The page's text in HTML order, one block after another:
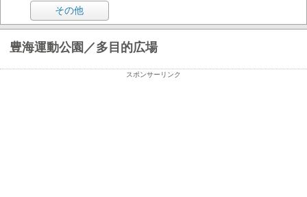
その他
豊海運動公園／多目的広場
スポンサーリンク